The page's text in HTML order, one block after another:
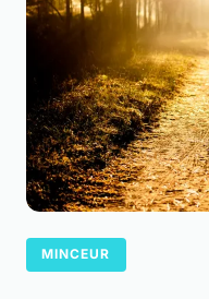
MINCEUR